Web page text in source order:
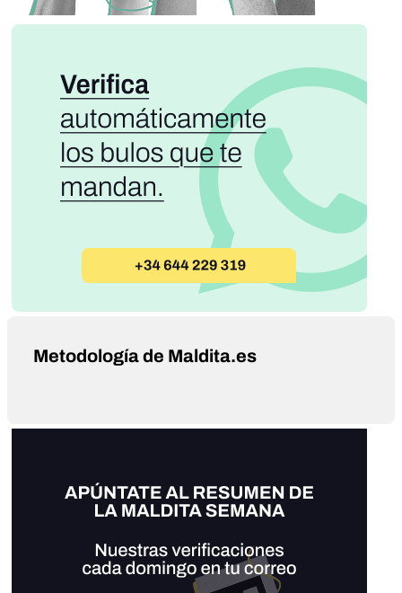
Metodología de Maldita.es